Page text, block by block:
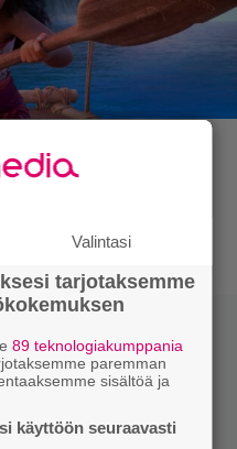
jatkoa.
Valintasi
tarjotaksemme
89 teknologiakumppania
paremman
sisältöä ja
käyttöön seuraavasti